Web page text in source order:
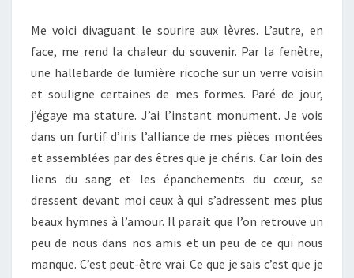
Me voici divaguant le sourire aux lèvres. L’autre, en
face, me rend la chaleur du souvenir. Par la fenêtre,
une hallebarde de lumière ricoche sur un verre voisin
et souligne certaines de mes formes. Paré de jour,
j’égaye ma stature. J’ai l’instant monument. Je vois
dans un furtif d’iris l’alliance de mes pièces montées
et assemblées par des êtres que je chéris. Car loin des
liens du sang et les épanchements du cœur, se
dressent devant moi ceux à qui s’adressent mes plus
beaux hymnes à l’amour. Il parait que l’on retrouve un
peu de nous dans nos amis et un peu de ce qui nous
manque. C’est peut-être vrai. Ce que je sais c’est que je